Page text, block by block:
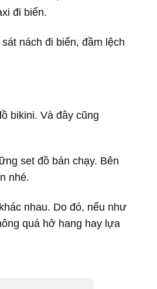
đi biển.
nách đi biển, đầm lệch
bikini. Và đây cũng
set đồ bán chạy. Bên
nhé.
nhau. Do đó, nếu như
quá hở hang hay lựa